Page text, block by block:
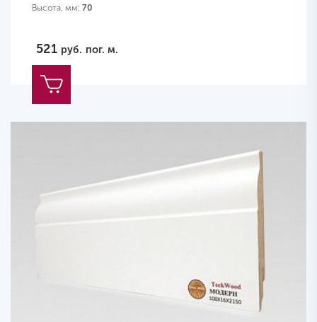
Высота, мм: 70
521 руб. пог. м.